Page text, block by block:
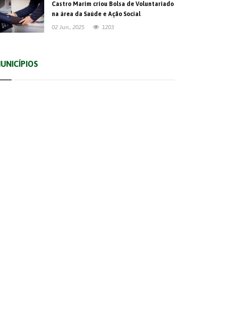
Castro Marim criou Bolsa de Voluntariado
na área da Saúde e Ação Social
02 Jun., 2025
1203